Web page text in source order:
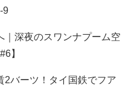
9
｜深夜のスワンナプーム空
】
2バーツ！タイ国鉄でフア